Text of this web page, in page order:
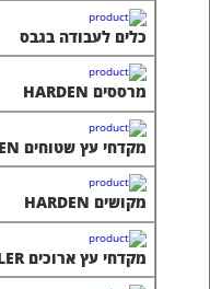
כלים לעבודה בגבס
מרססים HARDEN
מקדחי עץ שטוחים HARDEN
מקושים HARDEN
מקדחי עץ ארוכים HELLER